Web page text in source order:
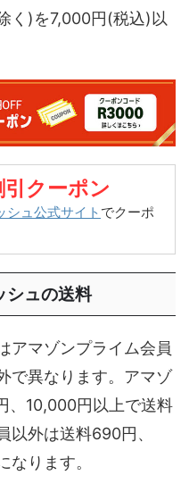
く)を7,000円(税込)以
クーポン
シュ公式サイト でクーポ
シュの送料
アマゾンプライム会員
で異なります。アマゾ
、10,000円以上で送料
以外は送料690円、
ります。